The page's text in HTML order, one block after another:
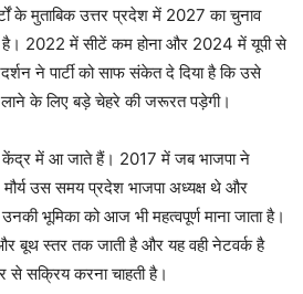
के मुताबिक उत्तर प्रदेश में 2027 का चुनाव
है। 2022 में सीटें कम होना और 2024 में यूपी से
ने पार्टी को साफ संकेत दे दिया है कि उसे
के लिए बड़े चेहरे की जरूरत पड़ेगी।
केंद्र में आ जाते हैं। 2017 में जब भाजपा ने
मौर्य उस समय प्रदेश भाजपा अध्यक्ष थे और
भूमिका को आज भी महत्वपूर्ण माना जाता है।
बूथ स्तर तक जाती है और यह वही नेटवर्क है
सक्रिय करना चाहती है।